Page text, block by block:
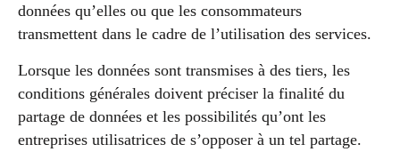
données qu’elles ou que les consommateurs
transmettent dans le cadre de l’utilisation des services.
Lorsque les données sont transmises à des tiers, les
conditions générales doivent préciser la finalité du
partage de données et les possibilités qu’ont les
entreprises utilisatrices de s’opposer à un tel partage.